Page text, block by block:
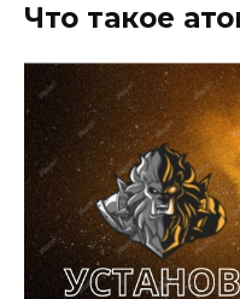
Что такое